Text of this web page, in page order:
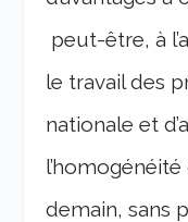
peut-être, à
le travail des
nationale et
demain, sans